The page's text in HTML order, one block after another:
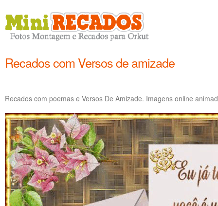
Recados com Versos de amizade
Recados com poemas e Versos De Amizade. Imagens online